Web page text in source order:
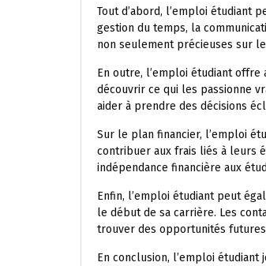
Tout d’abord, l’emploi étudiant
gestion du temps, la
non seulement précieuses sur
En outre, l’emploi étudiant
découvrir ce qui les passionne
aider à prendre des décisions
Sur le plan financier, l’emploi
contribuer aux frais liés à leurs
indépendance financière aux
Enfin, l’emploi étudiant peut
le début de sa carrière. Les
trouver des opportunités futures
En conclusion, l’emploi